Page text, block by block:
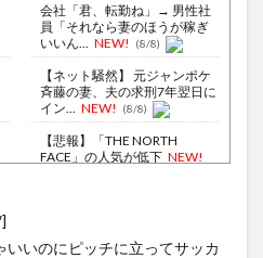
会社「君、転勤ね」→ 男性社
員「それなら妻のほうが稼ぎ
いいん...
NEW! (8/8)
【ネット騒然】 元ジャンポケ
斉藤の妻、夫の求刑7年翌日に
イン...
NEW! (8/8)
【悲報】「THE NORTH
FACE」の人気が低下 NEW!
(8/8)
いのにピッチに立ってサッカ